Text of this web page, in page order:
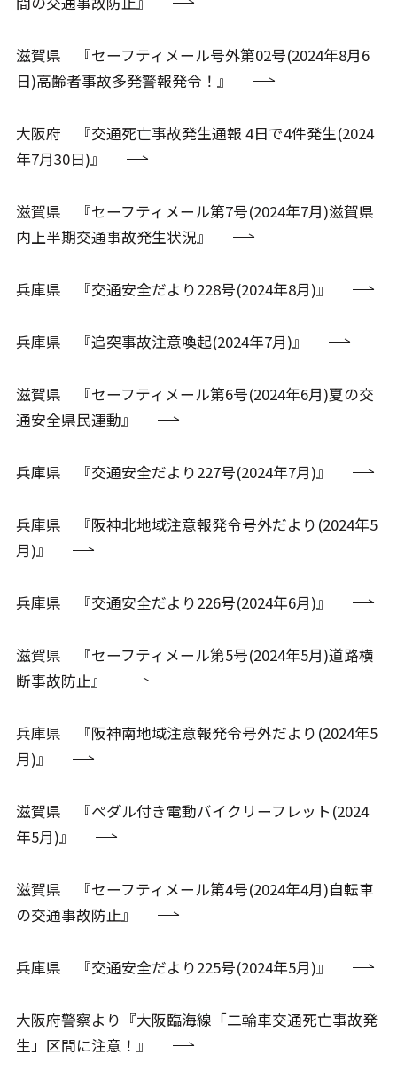
滋賀県 『セーフティメール号外第02号(2024年8月6
日)高齢者事故多発警報発令！』
大阪府 『交通死亡事故発生通報 4日で4件発生(2024
年7月30日)』
滋賀県 『セーフティメール第7号(2024年7月)滋賀県
内上半期交通事故発生状況』
兵庫県 『交通安全だより228号(2024年8月)』
兵庫県 『追突事故注意喚起(2024年7月)』
滋賀県 『セーフティメール第6号(2024年6月)夏の交
通安全県民運動』
兵庫県 『交通安全だより227号(2024年7月)』
兵庫県 『阪神北地域注意報発令号外だより(2024年5
月)』
兵庫県 『交通安全だより226号(2024年6月)』
滋賀県 『セーフティメール第5号(2024年5月)道路横
断事故防止』
兵庫県 『阪神南地域注意報発令号外だより(2024年5
月)』
滋賀県 『ペダル付き電動バイクリーフレット(2024
年5月)』
滋賀県 『セーフティメール第4号(2024年4月)自転車
の交通事故防止』
兵庫県 『交通安全だより225号(2024年5月)』
大阪府警察より『大阪臨海線「二輪車交通死亡事故発
生」区間に注意！』